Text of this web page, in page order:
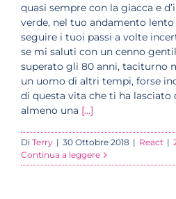
quasi sempre con la giacca e
verde, nel tuo andamento
seguire i tuoi passi a volte
se mi saluti con un cenno
superato gli 80 anni, taciturno
un uomo di altri tempi, forse
di questa vita che ti ha
almeno una [...]
Di Terry | 30 Ottobre 2018 | React |
Continua a leggere